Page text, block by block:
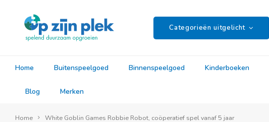
Categorieën uitgelicht
Home Buitenspeelgoed Binnenspeelgoed Kinderboeken
Blog Merken
Home White Goblin Games Robbie Robot, coöperatief spel vanaf 5 jaar